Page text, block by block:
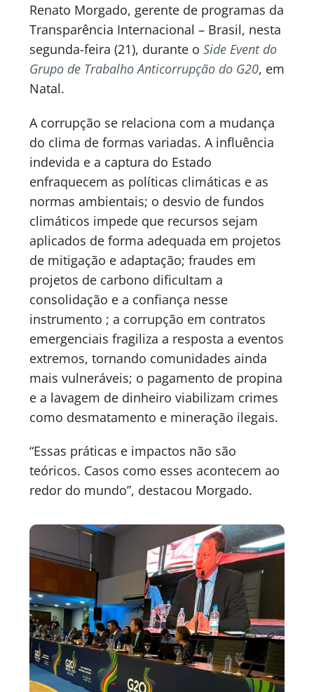
Renato Morgado, gerente de programas da
Transparência Internacional – Brasil, nesta
segunda-feira (21), durante o Side Event do
Grupo de Trabalho Anticorrupção do G20, em
Natal.
A corrupção se relaciona com a mudança
do clima de formas variadas. A influência
indevida e a captura do Estado
enfraquecem as políticas climáticas e as
normas ambientais; o desvio de fundos
climáticos impede que recursos sejam
aplicados de forma adequada em projetos
de mitigação e adaptação; fraudes em
projetos de carbono dificultam a
consolidação e a confiança nesse
instrumento ; a corrupção em contratos
emergenciais fragiliza a resposta a eventos
extremos, tornando comunidades ainda
mais vulneráveis; o pagamento de propina
e a lavagem de dinheiro viabilizam crimes
como desmatamento e mineração ilegais.
“Essas práticas e impactos não são
teóricos. Casos como esses acontecem ao
redor do mundo”, destacou Morgado.